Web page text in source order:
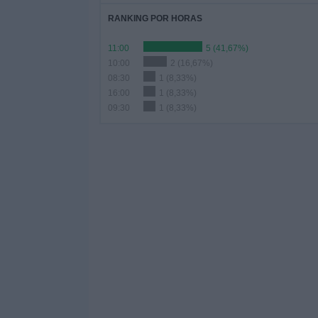
RANKING POR HORAS
11:00
5 (41,67%)
2 (16,67%)
08:30
1 (8,33%)
16:00
1 (8,33%)
09:30
1 (8,33%)